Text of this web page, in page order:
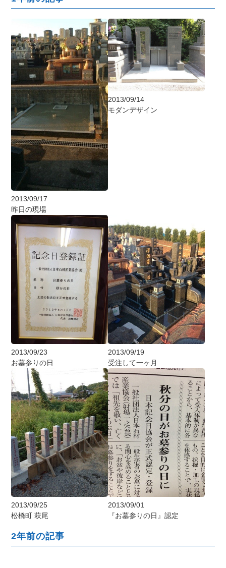
2013/09/17
昨日の現場
2013/09/14
モダンデザイン
2013/09/23
お墓参りの日
2013/09/19
受注して一ヶ月
2013/09/25
松橋町 萩尾
2013/09/01
『お墓参りの日』認定
2年前の記事